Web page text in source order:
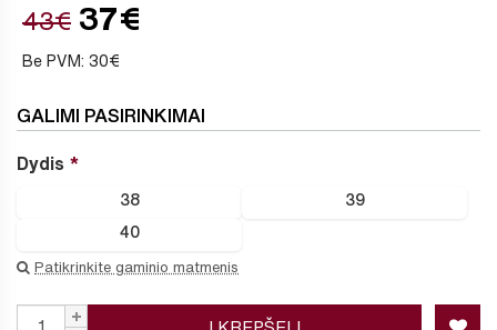
43€ 37€
Be PVM: 30€
GALIMI PASIRINKIMAI
Dydis
38 39
40
Patikrinkite gaminio matmenis